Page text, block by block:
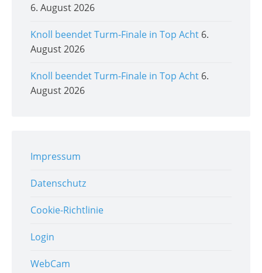
6. August 2026
Knoll beendet Turm-Finale in Top Acht 6.
August 2026
Knoll beendet Turm-Finale in Top Acht 6.
August 2026
Impressum
Datenschutz
Cookie-Richtlinie
Login
WebCam